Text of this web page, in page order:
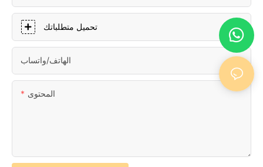
تحميل متطلباتك
الهاتف/واتساب
المحتوى